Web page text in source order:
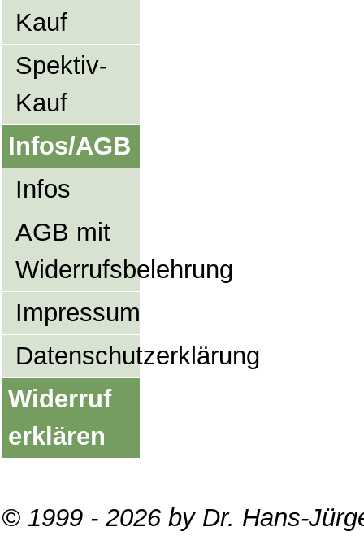
Kauf
Spektiv-
Kauf
Infos/AGB
Infos
AGB mit
Widerrufsbelehrung
Impressum
Datenschutzerklärung
Widerruf
erklären
© 1999 - 2026 by Dr. Hans-